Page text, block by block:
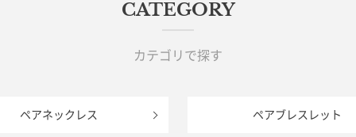
CATEGORY
カテゴリで探す
ペアネックレス ペアブレスレット